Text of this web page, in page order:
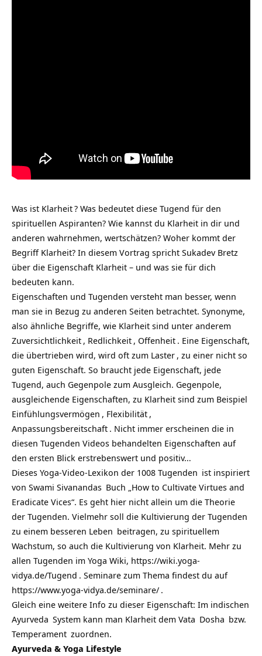
Was ist Klarheit? Was bedeutet diese Tugend für den
spirituellen Aspiranten? Wie kannst du Klarheit in dir und
anderen wahrnehmen, wertschätzen? Woher kommt der
Begriff Klarheit? In diesem Vortrag spricht Sukadev Bretz
über die Eigenschaft Klarheit – und was sie für dich
bedeuten kann.
Eigenschaften und Tugenden versteht man besser, wenn
man sie in Bezug zu anderen Seiten betrachtet. Synonyme,
also ähnliche Begriffe, wie Klarheit sind unter anderem
Zuversichtlichkeit , Redlichkeit , Offenheit . Eine Eigenschaft,
die übertrieben wird, wird oft zum Laster , zu einer nicht so
guten Eigenschaft. So braucht jede Eigenschaft, jede
Tugend, auch Gegenpole zum Ausgleich. Gegenpole,
ausgleichende Eigenschaften, zu Klarheit sind zum Beispiel
Einfühlungsvermögen , Flexibilität ,
Anpassungsbereitschaft . Nicht immer erscheinen die in
diesen Tugenden Videos behandelten Eigenschaften auf
den ersten Blick erstrebenswert und positiv…
Dieses Yoga-Video-Lexikon der 1008 Tugenden ist inspiriert
von Swami Sivanandas Buch „How to Cultivate Virtues and
Eradicate Vices“. Es geht hier nicht allein um die Theorie
der Tugenden. Vielmehr soll die Kultivierung der Tugenden
zu einem besseren Leben beitragen, zu spirituellem
Wachstum, so auch die Kultivierung von Klarheit. Mehr zu
allen Tugenden im Yoga Wiki, https://wiki.yoga-
vidya.de/Tugend . Seminare zum Thema findest du auf
https://www.yoga-vidya.de/seminare/ .
Gleich eine weitere Info zu dieser Eigenschaft: Im indischen
Ayurveda System kann man Klarheit dem Vata Dosha bzw.
Temperament zuordnen.
Ayurveda & Yoga Lifestyle